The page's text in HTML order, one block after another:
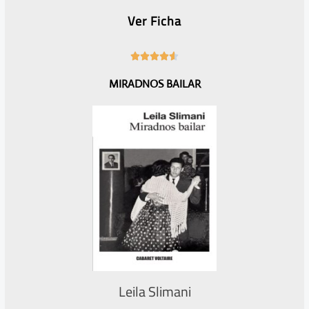
Ver Ficha

6
5
MIRADNOS BAILAR
Leila Slimani